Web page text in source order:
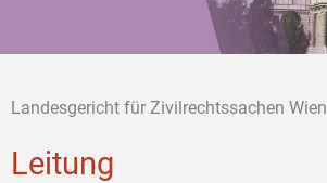
Landesgericht für Zivilrechtssachen Wien
Leitung